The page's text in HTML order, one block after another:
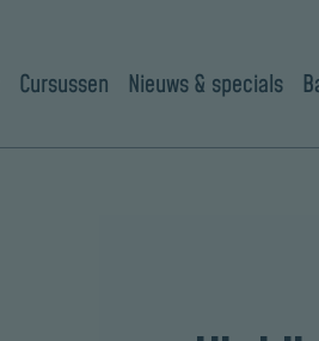
Cursussen Nieuws & specials